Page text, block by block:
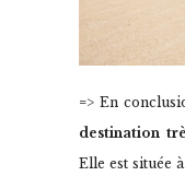
=> En
destination
Elle est située